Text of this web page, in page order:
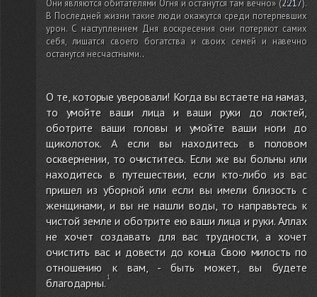
Они являются обитателями Огня и останутся там вечно»(2:217).
В Последней жизни такие люди окажутся среди потерпевших
урон. С наступлением Дня воскресения они потеряют самих
себя, лишатся своего богатства и своих семей и навечно
останутся несчастными..
О те, которые уверовали! Когда вы встаете на намаз,
то умойте ваши лица и ваши руки до локтей,
оботрите ваши головы и умойте ваши ноги до
щиколоток. А если вы находитесь в половом
осквернении, то очиститесь. Если же вы больны или
находитесь в путешествии, если кто-либо из вас
пришел из уборной или если вы имели близость с
женщинами, и вы не нашли воды, то направьтесь к
чистой земле и оботрите ею ваши лица и руки. Аллах
не хочет создавать для вас трудности, а хочет
очистить вас и довести до конца Свою милость по
отношению к вам, - быть может, вы будете
благодарны.